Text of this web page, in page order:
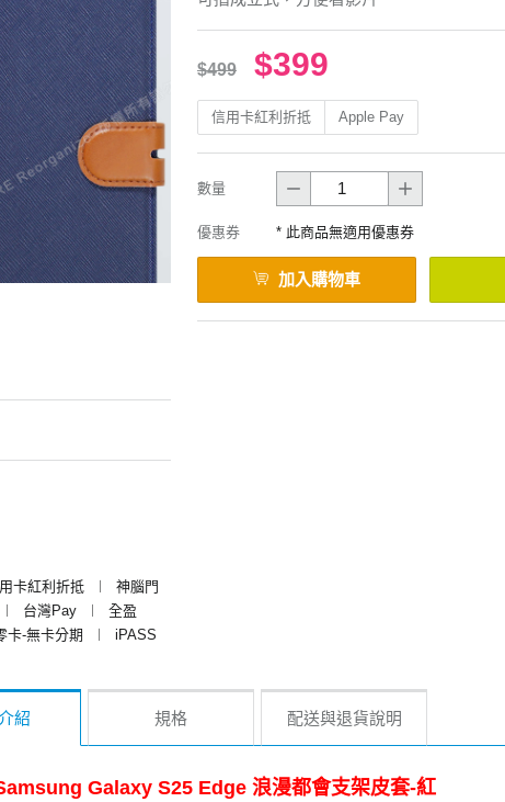
卡紅利折抵 ︱
神腦門
︱ 台灣Pay ︱
全盈
卡-無卡分期 ︱
iPASS
$499 $399
信用卡紅利折抵 Apple Pay
數量
優惠券 * 此商品無適用優惠券
加入購物車
紹 規格 配送與退貨說明
Galaxy S25 Edge 浪漫都會支架皮套-紅